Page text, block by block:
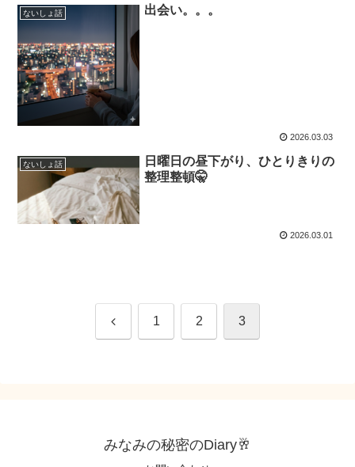
ないしょ話 出会い。。。
2026.03.03
ないしょ話
日曜日の昼下がり、ひとりきりの
整理整頓🤫
2026.03.01
前 1 2 3
みなみの秘密のDiary🥂